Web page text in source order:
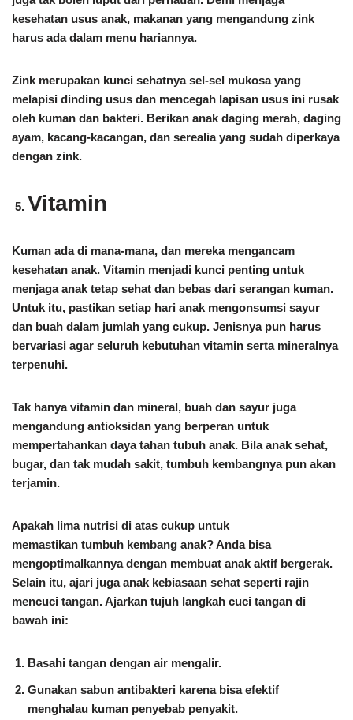
kesehatan usus anak, makanan yang mengandung zink
harus ada dalam menu hariannya.
Zink merupakan kunci sehatnya sel-sel mukosa yang
melapisi dinding usus dan mencegah lapisan usus ini rusak
oleh kuman dan bakteri. Berikan anak daging merah, daging
ayam, kacang-kacangan, dan serealia yang sudah diperkaya
dengan zink.
Vitamin
Kuman ada di mana-mana, dan mereka mengancam
kesehatan anak. Vitamin menjadi kunci penting untuk
menjaga anak tetap sehat dan bebas dari serangan kuman.
Untuk itu, pastikan setiap hari anak mengonsumsi sayur
dan buah dalam jumlah yang cukup. Jenisnya pun harus
bervariasi agar seluruh kebutuhan vitamin serta mineralnya
terpenuhi.
Tak hanya vitamin dan mineral, buah dan sayur juga
mengandung antioksidan yang berperan untuk
mempertahankan daya tahan tubuh anak. Bila anak sehat,
bugar, dan tak mudah sakit, tumbuh kembangnya pun akan
terjamin.
Apakah lima nutrisi di atas cukup untuk
memastikan tumbuh kembang anak? Anda bisa
mengoptimalkannya dengan membuat anak aktif bergerak.
Selain itu, ajari juga anak kebiasaan sehat seperti rajin
mencuci tangan. Ajarkan tujuh langkah cuci tangan di
bawah ini:
Basahi tangan dengan air mengalir.
Gunakan sabun antibakteri karena bisa efektif
menghalau kuman penyebab penyakit.